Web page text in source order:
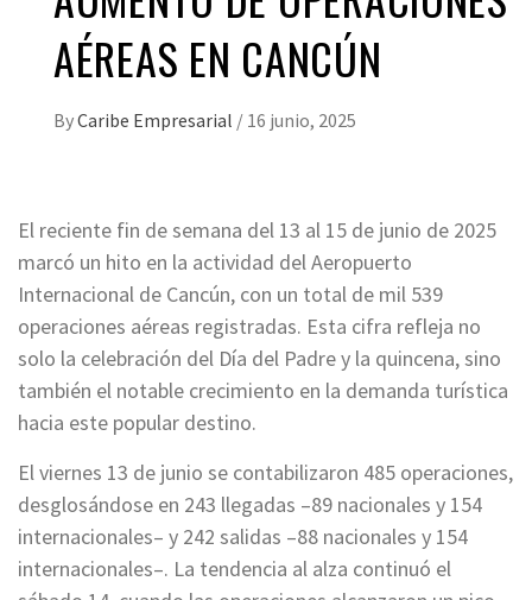
AÉREAS EN CANCÚN
ByCaribe Empresarial / 16 junio, 2025
El reciente fin de semana del 13 al 15 de junio de 2025
marcó un hito en la actividad del Aeropuerto
Internacional de Cancún, con un total de mil 539
operaciones aéreas registradas. Esta cifra refleja no
solo la celebración del Día del Padre y la quincena, sino
también el notable crecimiento en la demanda turística
hacia este popular destino.
El viernes 13 de junio se contabilizaron 485 operaciones,
desglosándose en 243 llegadas –89 nacionales y 154
internacionales– y 242 salidas –88 nacionales y 154
internacionales–. La tendencia al alza continuó el